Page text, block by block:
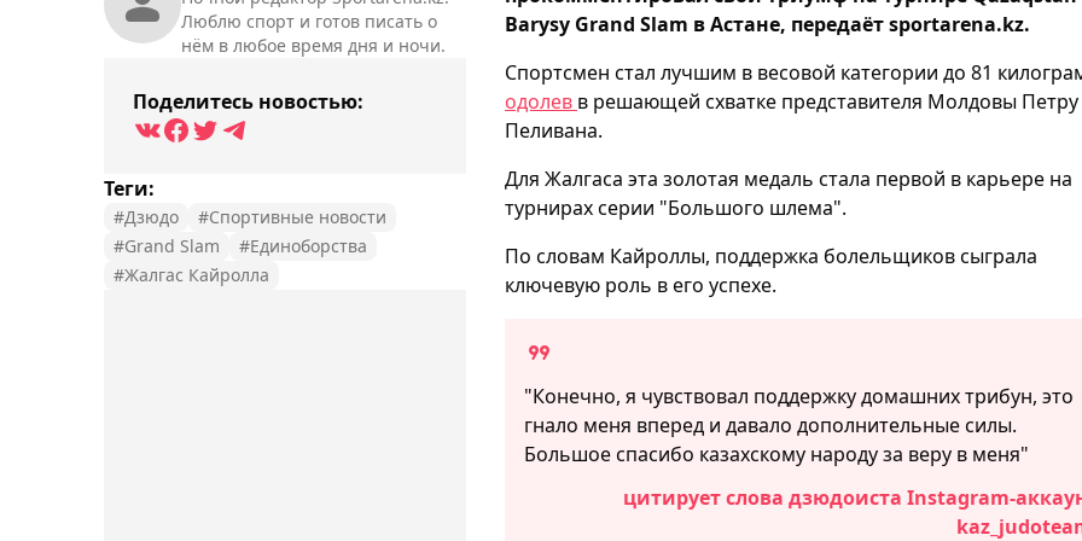
Люблю спорт и готов писать о
нём в любое время дня и ночи.
Поделитесь новостью:
Теги:
#Дзюдо
#Спортивные новости
#Grand Slam
#Единоборства
#Жалгас Кайролла
Barysy Grand Slam в Астане, передаёт sportarena.kz.
Спортсмен стал лучшим в весовой категории до 81
одолев в решающей схватке представителя Молдовы Петру
Пеливана.
Для Жалгаса эта золотая медаль стала первой в карьере на
турнирах серии "Большого шлема".
По словам Кайроллы, поддержка болельщиков сыграла
ключевую роль в его успехе.
"Конечно, я чувствовал поддержку домашних трибун, это
гнало меня вперед и давало дополнительные силы.
Большое спасибо казахскому народу за веру в меня"
цитирует слова дзюдоиста Instagram-